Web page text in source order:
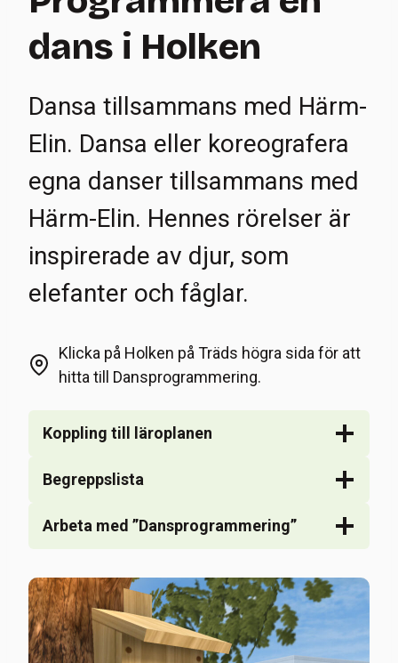
dans i Holken
Dansa tillsammans med Härm-
Elin. Dansa eller koreografera
egna danser tillsammans med
Härm-Elin. Hennes rörelser är
inspirerade av djur, som
elefanter och fåglar.
Klicka på Holken på Träds högra sida för att
hitta till Dansprogrammering.
Koppling till läroplanen
Begreppslista
Arbeta med ”Dansprogrammering”